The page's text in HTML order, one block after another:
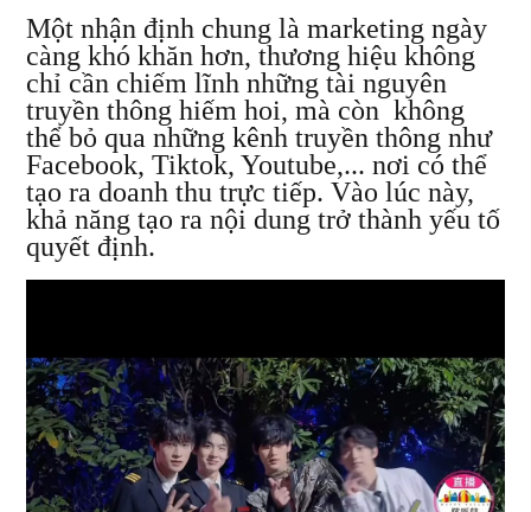
Một nhận định chung là marketing ngày
càng khó khăn hơn, thương hiệu không
chỉ cần chiếm lĩnh những tài nguyên
truyền thông hiếm hoi, mà còn không
thể bỏ qua những kênh truyền thông như
Facebook, Tiktok, Youtube,... nơi có thể
tạo ra doanh thu trực tiếp. Vào lúc này,
khả năng tạo ra nội dung trở thành yếu tố
quyết định.